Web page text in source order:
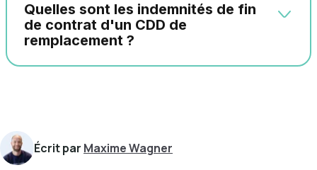
Quelles sont les indemnités de fin
de contrat d'un CDD de
remplacement ?
Écrit par Maxime Wagner